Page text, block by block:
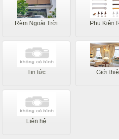
Rèm Ngoài Trời Phụ Kiện
Tin tức Giới
Liên hệ